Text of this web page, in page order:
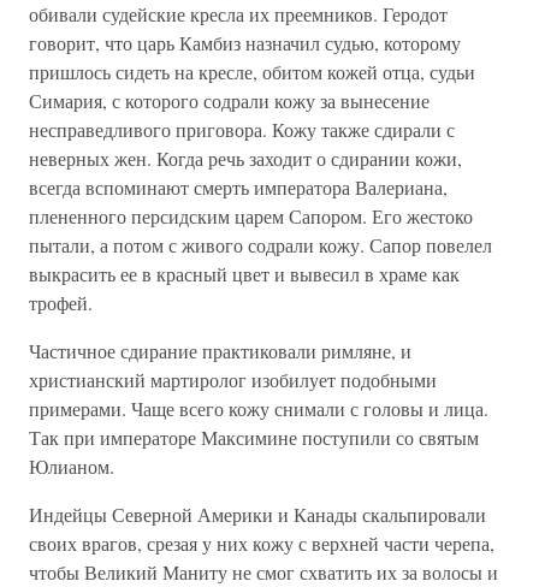
обивали судейские кресла их преемников. Геродот
говорит, что царь Камбиз назначил судью, которому
пришлось сидеть на кресле, обитом кожей отца, судьи
Симария, с которого содрали кожу за вынесение
несправедливого приговора. Кожу также сдирали с
неверных жен. Когда речь заходит о сдирании кожи,
всегда вспоминают смерть императора Валериана,
плененного персидским царем Сапором. Его жестоко
пытали, а потом с живого содрали кожу. Сапор повелел
выкрасить ее в красный цвет и вывесил в храме как
трофей.
Частичное сдирание практиковали римляне, и
христианский мартиролог изобилует подобными
примерами. Чаще всего кожу снимали с головы и лица.
Так при императоре Максимине поступили со святым
Юлианом.
Индейцы Северной Америки и Канады скальпировали
своих врагов, срезая у них кожу с верхней части черепа,
чтобы Великий Маниту не смог схватить их за волосы и